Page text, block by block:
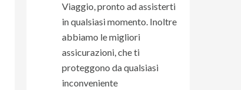
Viaggio, pronto ad assisterti
in qualsiasi momento. Inoltre
abbiamo le migliori
assicurazioni, che ti
proteggono da qualsiasi
inconveniente